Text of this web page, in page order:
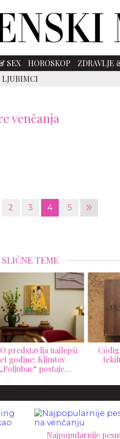
SEX HOROSKOP ZDRAVLJE
venčanja
2 3 4 5 »
SLIČNE TEME
1530 predstavlja
odležalu čak 15
godina
Najpopularnije